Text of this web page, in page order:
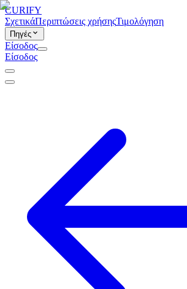
CURIFY
ΣχετικάΠεριπτώσεις χρήσηςΤιμολόγηση
Πηγές
Είσοδος
Είσοδος